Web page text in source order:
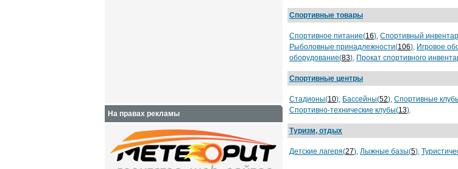
Спортивные товары
Спортивное питание(16), Спортивный
Рыболовные принадлежности(106), Игровое
оборудование(83), Прокат спортивного
Спортивные центры
Стадионы(10), Бассейны(52), Спортивные
Спортивно-технические клубы(13).
Туризм, отдых
Детские лагеря(27), Лыжные базы(5),
На правах рекламы